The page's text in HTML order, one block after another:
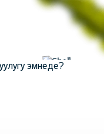
эмнеде?